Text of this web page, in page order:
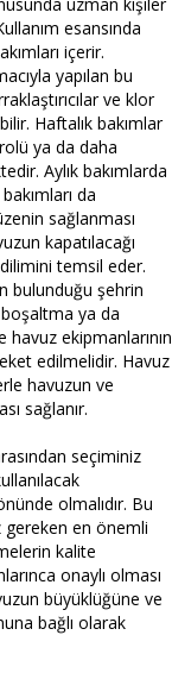
esansında
içerir.
yapılan bu
ve klor
Haftalık bakımlar
ya da daha
Aylık bakımlarda
da
sağlanması
kapatılacağı
temsil eder.
bulunduğu şehrin
ya da
ekipmanlarının
edilmelidir. Havuz
havuzun ve
sağlanır.
seçiminiz
olmalıdır. Bu
gereken en önemli
kalite
onaylı olması
büyüklüğüne ve
bağlı olarak